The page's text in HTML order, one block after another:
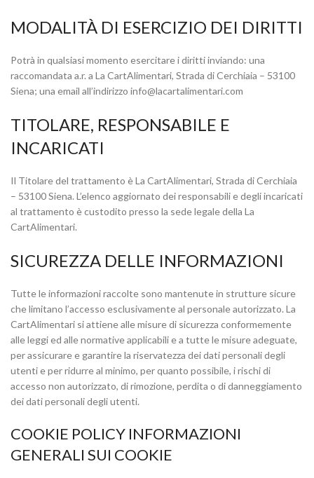
MODALITÀ DI ESERCIZIO DEI DIRITTI
Potrà in qualsiasi momento esercitare i diritti inviando: una
raccomandata a.r. a La CartAlimentari, Strada di Cerchiaia – 53100
Siena; una email all’indirizzo info@lacartalimentari.com
TITOLARE, RESPONSABILE E
INCARICATI
Il Titolare del trattamento è La CartAlimentari, Strada di Cerchiaia
– 53100 Siena. L’elenco aggiornato dei responsabili e degli incaricati
al trattamento è custodito presso la sede legale della La
CartAlimentari.
SICUREZZA DELLE INFORMAZIONI
Tutte le informazioni raccolte sono mantenute in strutture sicure
che limitano l’accesso esclusivamente al personale autorizzato. La
CartAlimentari si attiene alle misure di sicurezza conformemente
alle leggi ed alle normative applicabili e a tutte le misure adeguate,
per assicurare e garantire la riservatezza dei dati personali degli
utenti e per ridurre al minimo, per quanto possibile, i rischi di
accesso non autorizzato, di rimozione, perdita o di danneggiamento
dei dati personali degli utenti.
COOKIE POLICY INFORMAZIONI
GENERALI SUI COOKIE